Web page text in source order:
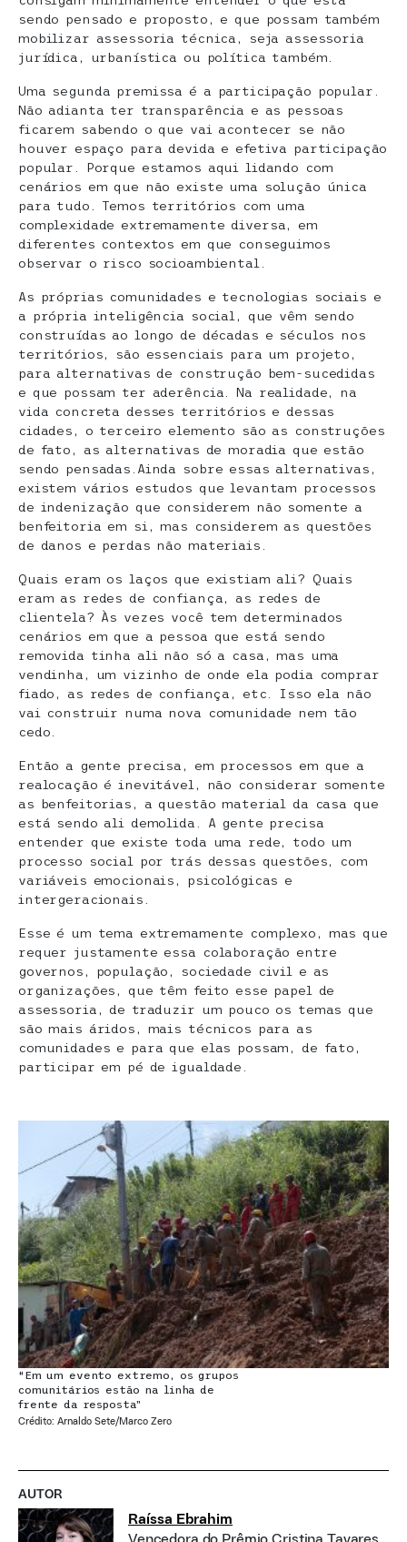
sendo pensado e proposto, e que possam também
mobilizar assessoria técnica, seja assessoria
jurídica, urbanística ou política também.
Uma segunda premissa é a participação popular.
Não adianta ter transparência e as pessoas
ficarem sabendo o que vai acontecer se não
houver espaço para devida e efetiva participação
popular. Porque estamos aqui lidando com
cenários em que não existe uma solução única
para tudo. Temos territórios com uma
complexidade extremamente diversa, em
diferentes contextos em que conseguimos
observar o risco socioambiental.
As próprias comunidades e tecnologias sociais e
a própria inteligência social, que vêm sendo
construídas ao longo de décadas e séculos nos
territórios, são essenciais para um projeto,
para alternativas de construção bem-sucedidas
e que possam ter aderência. Na realidade, na
vida concreta desses territórios e dessas
cidades, o terceiro elemento são as construções
de fato, as alternativas de moradia que estão
sendo pensadas.Ainda sobre essas alternativas,
existem vários estudos que levantam processos
de indenização que considerem não somente a
benfeitoria em si, mas considerem as questões
de danos e perdas não materiais.
Quais eram os laços que existiam ali? Quais
eram as redes de confiança, as redes de
clientela? Às vezes você tem determinados
cenários em que a pessoa que está sendo
removida tinha ali não só a casa, mas uma
vendinha, um vizinho de onde ela podia comprar
fiado, as redes de confiança, etc. Isso ela não
vai construir numa nova comunidade nem tão
cedo.
Então a gente precisa, em processos em que a
realocação é inevitável, não considerar somente
as benfeitorias, a questão material da casa que
está sendo ali demolida. A gente precisa
entender que existe toda uma rede, todo um
processo social por trás dessas questões, com
variáveis emocionais, psicológicas e
intergeracionais.
Esse é um tema extremamente complexo, mas que
requer justamente essa colaboração entre
governos, população, sociedade civil e as
organizações, que têm feito esse papel de
assessoria, de traduzir um pouco os temas que
são mais áridos, mais técnicos para as
comunidades e para que elas possam, de fato,
participar em pé de igualdade.
“Em um evento extremo, os grupos
comunitários estão na linha de
frente da resposta”
Crédito: Arnaldo Sete/Marco Zero
AUTOR
Raíssa Ebrahim